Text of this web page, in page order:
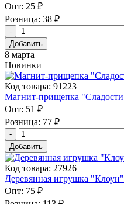
Опт: 25 ₽
Розница: 38 ₽
Добавить
8 марта
Новинки
Код товара: 91223
Магнит-прищепка
Опт: 51 ₽
Розница: 77 ₽
Добавить
Код товара: 27926
Деревянная игрушка "Клоун"
Опт: 75 ₽